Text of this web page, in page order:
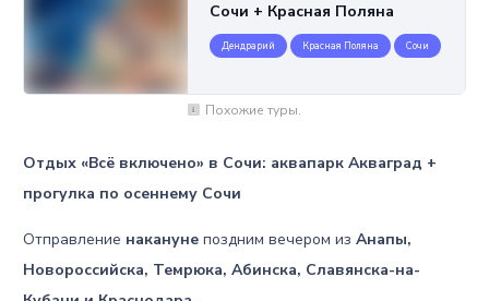
Отдых «Всё включено» в Сочи: аквапарк Акваград +
прогулка по осеннему Сочи
Отправление накануне поздним вечером из Анапы,
Новороссийска, Темрюка, Абинска, Славянска-на-
Сочи + Красная Поляна
Дендрарий Красная Поляна Сочи
Похожие туры.